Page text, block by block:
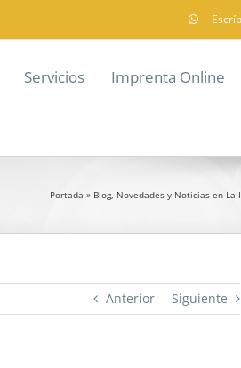
Servicios Imprenta Online
Portada » Blog, Novedades y Noticias en La
Anterior Siguiente